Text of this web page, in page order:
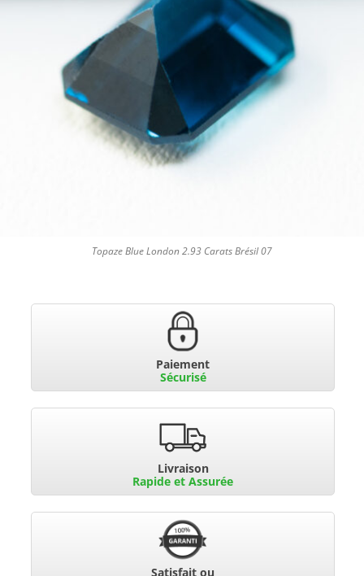
Topaze Blue London 2.93 Carats Brésil 07
Paiement
Sécurisé
Livraison
Rapide et Assurée
Satisfait ou